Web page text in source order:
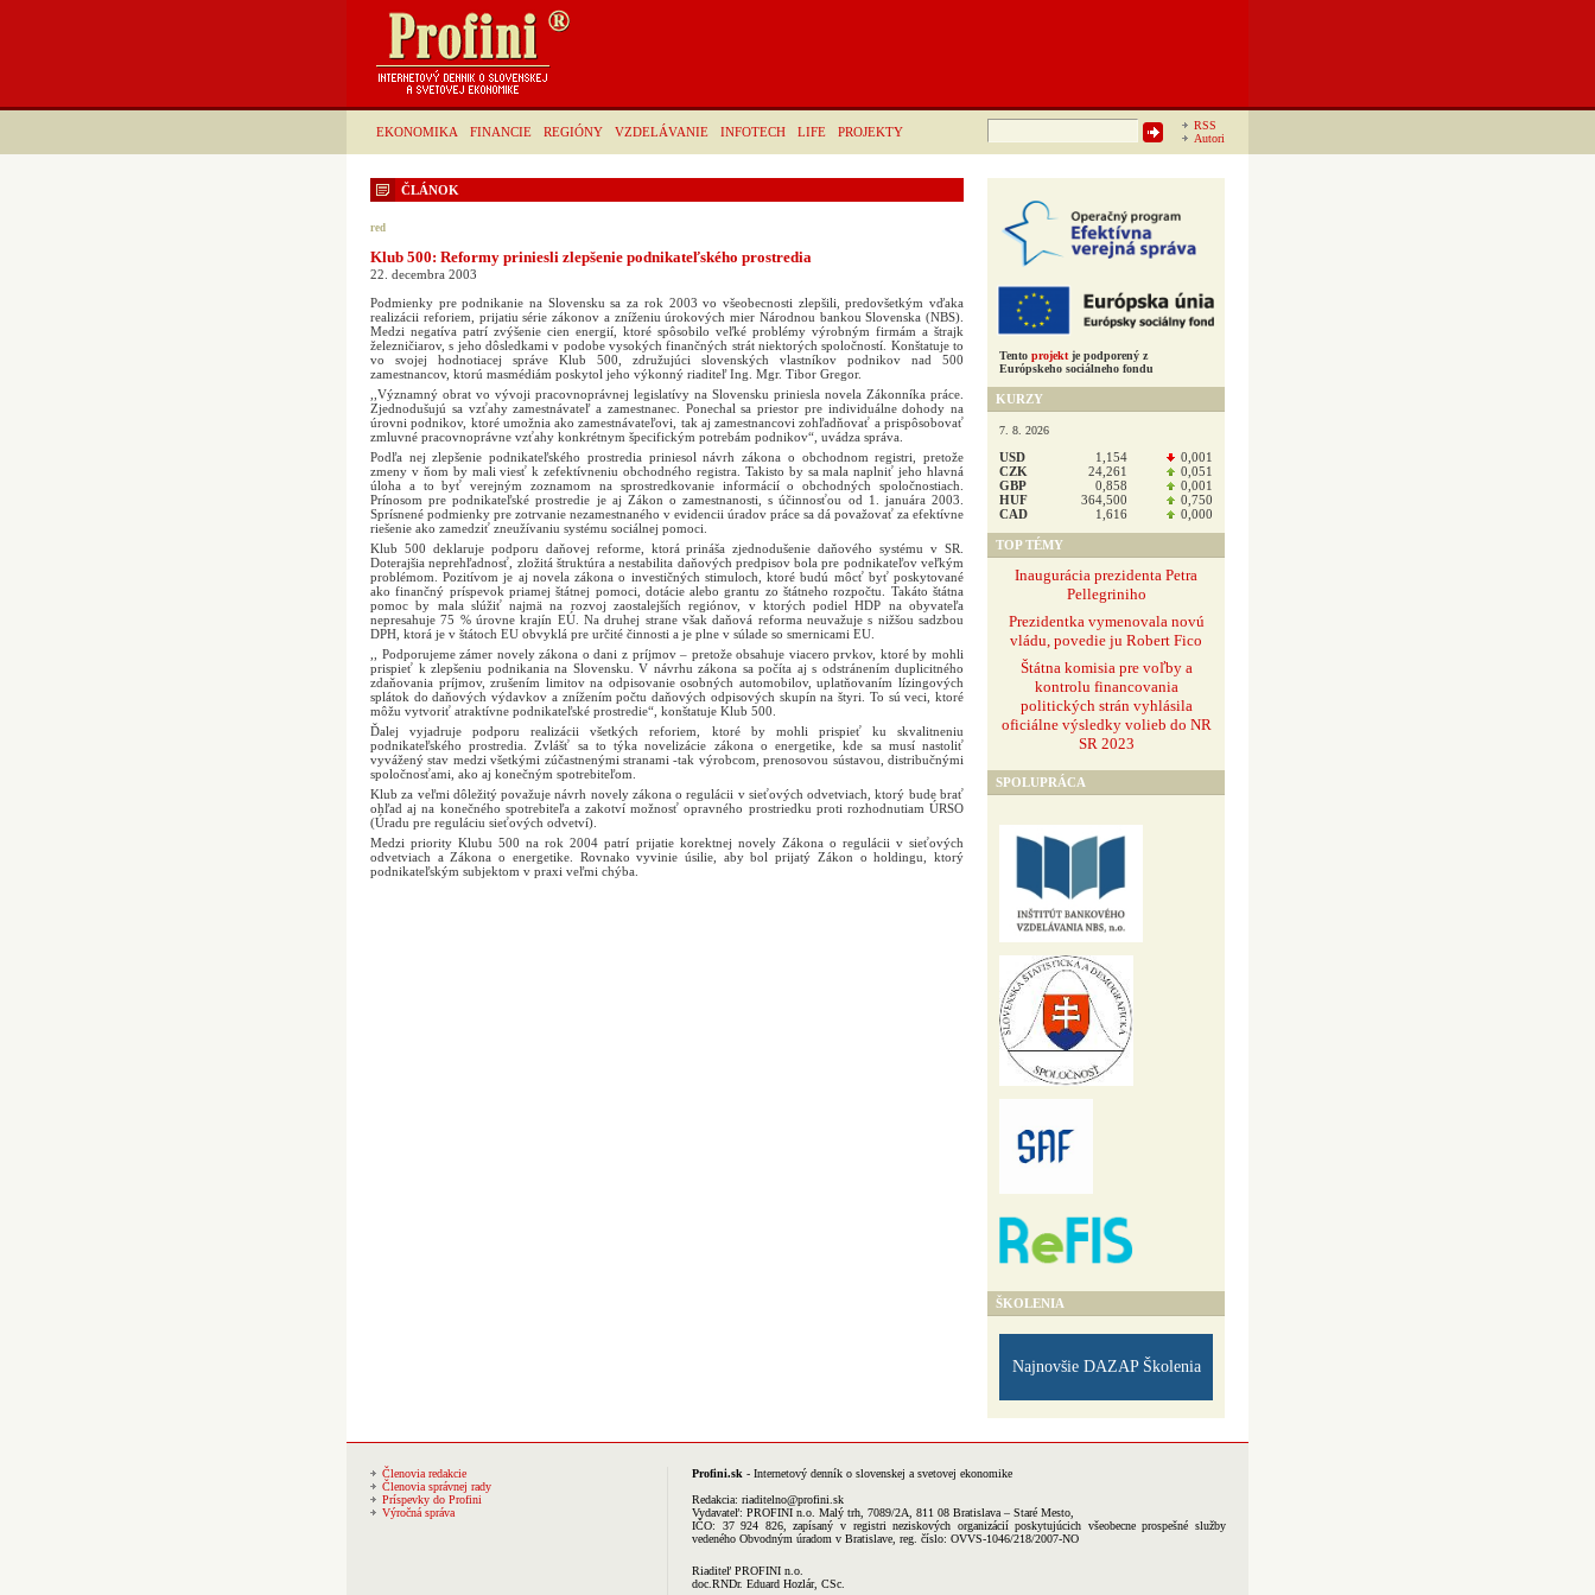
EKONOMIKA FINANCIE REGIÓNY VZDELÁVANIE INFOTECH LIFE PROJEKTY
RSS
Autori
Hľadať:
ČLÁNOK
red
Klub 500: Reformy priniesli zlepšenie podnikateľského prostredia
22. decembra 2003
Podmienky pre podnikanie na Slovensku sa za rok 2003 vo všeobecnosti zlepšili, predovšetkým vďaka
realizácii reforiem, prijatiu série zákonov a zníženiu úrokových mier Národnou bankou Slovenska (NBS).
Medzi negatíva patrí zvýšenie cien energií, ktoré spôsobilo veľké problémy výrobným firmám a štrajk
železničiarov, s jeho dôsledkami v podobe vysokých finančných strát niektorých spoločností. Konštatuje to
vo svojej hodnotiacej správe Klub 500, združujúci slovenských vlastníkov podnikov nad 500
zamestnancov, ktorú masmédiám poskytol jeho výkonný riaditeľ Ing. Mgr. Tibor Gregor.
,,Významný obrat vo vývoji pracovnoprávnej legislatívy na Slovensku priniesla novela Zákonníka práce.
Zjednodušujú sa vzťahy zamestnávateľ a zamestnanec. Ponechal sa priestor pre individuálne dohody na
úrovni podnikov, ktoré umožnia ako zamestnávateľovi, tak aj zamestnancovi zohľadňovať a prispôsobovať
zmluvné pracovnoprávne vzťahy konkrétnym špecifickým potrebám podnikov“, uvádza správa.
Podľa nej zlepšenie podnikateľského prostredia priniesol návrh zákona o obchodnom registri, pretože
zmeny v ňom by mali viesť k zefektívneniu obchodného registra. Takisto by sa mala naplniť jeho hlavná
úloha a to byť verejným zoznamom na sprostredkovanie informácií o obchodných spoločnostiach.
Prínosom pre podnikateľské prostredie je aj Zákon o zamestnanosti, s účinnosťou od 1. januára 2003.
Sprísnené podmienky pre zotrvanie nezamestnaného v evidencii úradov práce sa dá považovať za efektívne
riešenie ako zamedziť zneužívaniu systému sociálnej pomoci.
Klub 500 deklaruje podporu daňovej reforme, ktorá prináša zjednodušenie daňového systému v SR.
Doterajšia neprehľadnosť, zložitá štruktúra a nestabilita daňových predpisov bola pre podnikateľov veľkým
problémom. Pozitívom je aj novela zákona o investičných stimuloch, ktoré budú môcť byť poskytované
ako finančný príspevok priamej štátnej pomoci, dotácie alebo grantu zo štátneho rozpočtu. Takáto štátna
pomoc by mala slúžiť najmä na rozvoj zaostalejších regiónov, v ktorých podiel HDP na obyvateľa
nepresahuje 75 % úrovne krajín EÚ. Na druhej strane však daňová reforma neuvažuje s nižšou sadzbou
DPH, ktorá je v štátoch EU obvyklá pre určité činnosti a je plne v súlade so smernicami EU.
,, Podporujeme zámer novely zákona o dani z príjmov – pretože obsahuje viacero prvkov, ktoré by mohli
prispieť k zlepšeniu podnikania na Slovensku. V návrhu zákona sa počíta aj s odstránením duplicitného
zdaňovania príjmov, zrušením limitov na odpisovanie osobných automobilov, uplatňovaním lízingových
splátok do daňových výdavkov a znížením počtu daňových odpisových skupín na štyri. To sú veci, ktoré
môžu vytvoriť atraktívne podnikateľské prostredie“, konštatuje Klub 500.
Ďalej vyjadruje podporu realizácii všetkých reforiem, ktoré by mohli prispieť ku skvalitneniu
podnikateľského prostredia. Zvlášť sa to týka novelizácie zákona o energetike, kde sa musí nastoliť
vyvážený stav medzi všetkými zúčastnenými stranami -tak výrobcom, prenosovou sústavou, distribučnými
spoločnosťami, ako aj konečným spotrebiteľom.
Klub za veľmi dôležitý považuje návrh novely zákona o regulácii v sieťových odvetviach, ktorý bude brať
ohľad aj na konečného spotrebiteľa a zakotví možnosť opravného prostriedku proti rozhodnutiam ÚRSO
(Úradu pre reguláciu sieťových odvetví).
Medzi priority Klubu 500 na rok 2004 patrí prijatie korektnej novely Zákona o regulácii v sieťových
odvetviach a Zákona o energetike. Rovnako vyvinie úsilie, aby bol prijatý Zákon o holdingu, ktorý
podnikateľským subjektom v praxi veľmi chýba.
Tento projekt je podporený z
Európskeho sociálneho fondu
KURZY
7. 8. 2026
USD 1,154
0,001
CZK
24,261
0,051
GBP
0,858
0,001
HUF
364,500
0,750
CAD
1,616 0,000
TOP TÉMY
Inaugurácia prezidenta Petra
Pellegriniho
Prezidentka vymenovala novú
vládu, povedie ju Robert Fico
Štátna komisia pre voľby a
kontrolu financovania
politických strán vyhlásila
oficiálne výsledky volieb do NR
SR 2023
SPOLUPRÁCA
ŠKOLENIA
Najnovšie DAZAP Školenia
Členovia redakcie
Členovia správnej rady
Príspevky do Profini
Výročná správa
Profini.sk - Internetový denník o slovenskej a svetovej ekonomike
Redakcia: riaditelno@profini.sk
Vydavateľ: PROFINI n.o. Malý trh, 7089/2A, 811 08 Bratislava – Staré Mesto,
IČO: 37 924 826, zapísaný v registri neziskových organizácií poskytujúcich všeobecne prospešné služby
vedeného Obvodným úradom v Bratislave, reg. číslo: OVVS-1046/218/2007-NO
Riaditeľ PROFINI n.o.
doc.RNDr. Eduard Hozlár, CSc.